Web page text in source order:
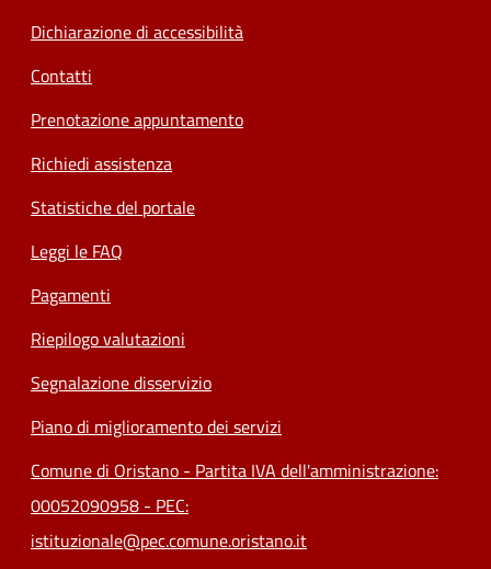
Dichiarazione di accessibilità
Contatti
Prenotazione appuntamento
Richiedi assistenza
Statistiche del portale
Leggi le FAQ
Pagamenti
Riepilogo valutazioni
Segnalazione disservizio
Piano di miglioramento dei servizi
Comune di Oristano - Partita IVA dell'amministrazione:
00052090958 - PEC:
istituzionale@pec.comune.oristano.it